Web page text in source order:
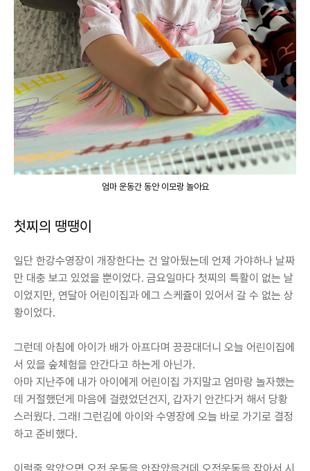
엄마 운동간 동안 이모랑 놀아요
첫찌의 땡땡이
일단 한강수영장이 개장한다는 건 알아뒀는데 언제 가야하나 날짜
만 대충 보고 있었을 뿐이었다. 금요일마다 첫찌의 특활이 없는 날
이었지만, 연달아 어린이집과 에그 스케쥴이 있어서 갈 수 없는 상
황이었다.
그런데 아침에 아이가 배가 아프다며 끙끙대더니 오늘 어린이집에
서 있을 숲체험을 안간다고 하는게 아닌가.
아마 지난주에 내가 아이에게 어린이집 가지말고 엄마랑 놀자했는
데 거절했던게 마음에 걸렸었던건지, 갑자기 안간다거 해서 당황
스러웠다. 그래! 그런김에 아이와 수영장에 오늘 바로 가기로 결정
하고 준비했다.